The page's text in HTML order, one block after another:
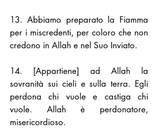
13. Abbiamo preparato la Fiamma
per i miscredenti, per coloro che non
credono in Allah e nel Suo Inviato.
14. [Appartiene] ad Allah la
sovranità sui cieli e sulla terra. Egli
perdona chi vuole e castiga chi
vuole. Allah è perdonatore,
misericordioso.